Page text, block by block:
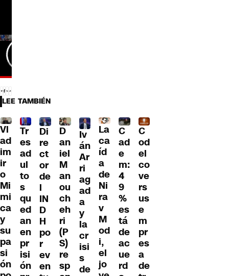
LEE TAMBIÉN
Vl
ad
im
ir
o
Mi
mi
ca
y
su
pa
si
ón
Tr
es
ad
ul
to
s
qu
ed
an
en
pr
isi
ón
Di
re
ct
or
de
l
IN
D
H
po
r
ev
en
D
an
iel
M
an
ou
ch
eh
ri
(P
S)
re
sp
Iv
án
Ar
ri
ag
ad
a
y
la
cr
isi
s
de
La
ca
íd
a
de
Ni
ra
v
M
od
i,
el
jo
C
ad
e
m:
4
9
%
es
tá
de
ac
ue
rd
C
od
el
co
ve
rs
us
e
m
pr
es
a
de